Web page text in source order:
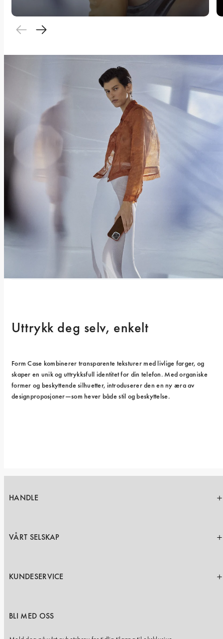
Uttrykk deg selv, enkelt
Form Case kombinerer transparente teksturer med livlige farger, og
skaper en unik og uttrykksfull identitet for din telefon. Med organiske
former og beskyttende silhuetter, introduserer den en ny æra av
designproposjoner—som hever både stil og beskyttelse.
HANDLE
VÅRT SELSKAP
KUNDESERVICE
BLI MED OSS